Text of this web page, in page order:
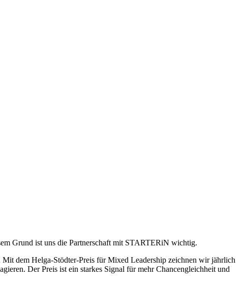
Grund ist uns die Partnerschaft mit STARTERiN wichtig.
dem Helga-Stödter-Preis für Mixed Leadership zeichnen wir jährlich
Der Preis ist ein starkes Signal für mehr Chancengleichheit und